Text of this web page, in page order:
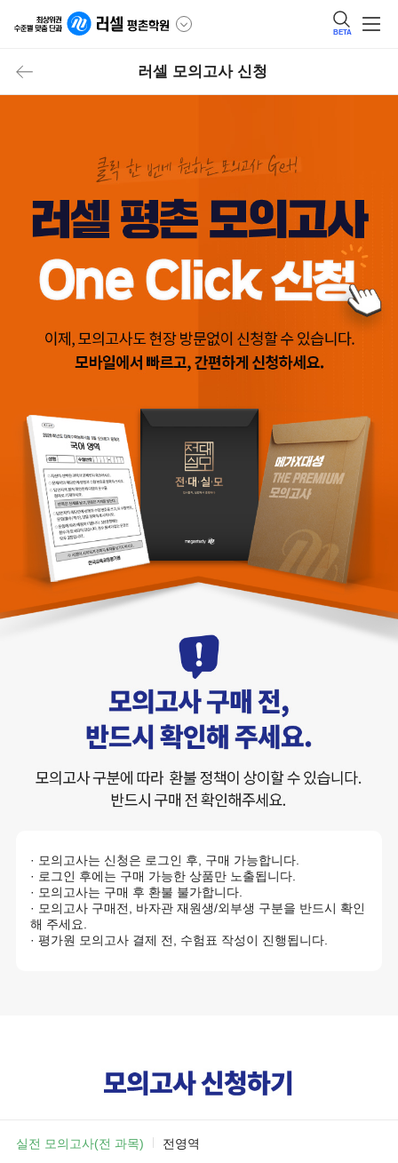
BETA
러셀 모의고사 신청
· 모의고사는 신청은 로그인 후, 구매 가능합니다.
· 로그인 후에는 구매 가능한 상품만 노출됩니다.
· 모의고사는 구매 후 환불 불가합니다.
· 모의고사 구매전, 바자관 재원생/외부생 구분을 반드시 확인
해 주세요.
· 평가원 모의고사 결제 전, 수험표 작성이 진행됩니다.
실전 모의고사(전 과목) 전영역